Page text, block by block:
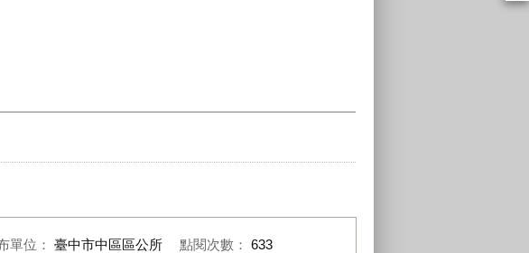
單位： 臺中市中區區公所 點閱次數： 633